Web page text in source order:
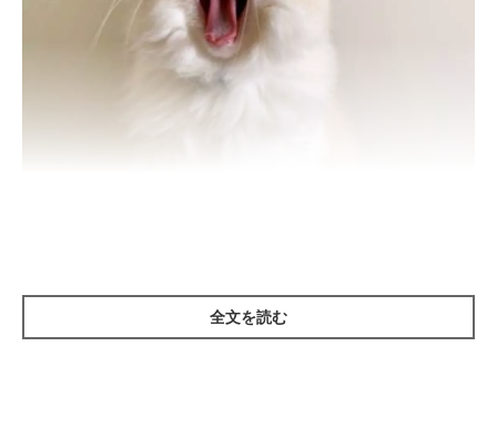
全文を読む